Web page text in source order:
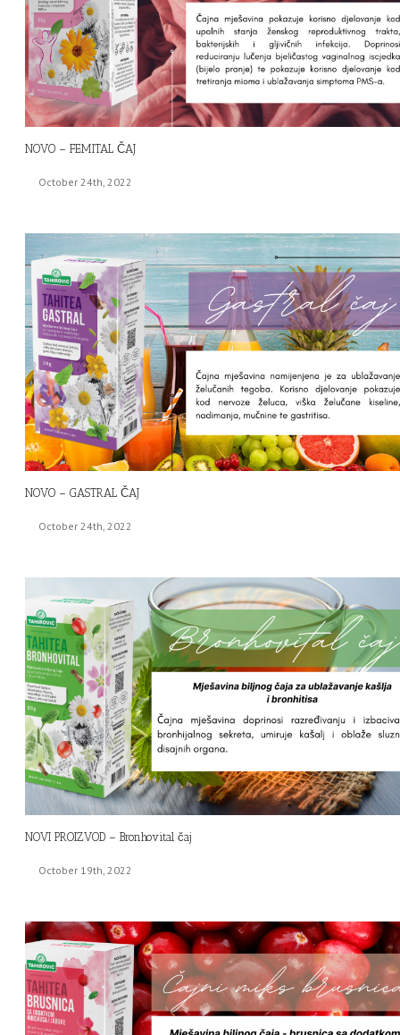
NOVO – FEMITAL ČAJ
October 24th, 2022
NOVO – GASTRAL ČAJ
October 24th, 2022
NOVI PROIZVOD – Bronhovital čaj
October 19th, 2022